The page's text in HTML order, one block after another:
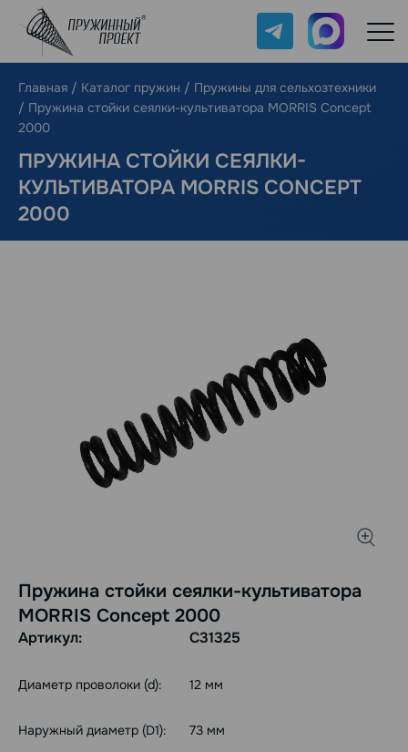
Telegram Max
Главная / Каталог пружин / Пружины для сельхозтехники
/ Пружина стойки сеялки-культиватора MORRIS Concept
2000
ПРУЖИНА СТОЙКИ СЕЯЛКИ-
КУЛЬТИВАТОРА MORRIS CONCEPT
2000
Пружина стойки сеялки-культиватора
MORRIS Concept 2000
Артикул: C31325
Диаметр проволоки (d): 12 мм
Наружный диаметр (D1): 73 мм